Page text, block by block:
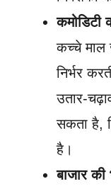
कमोडिटी
कच्चे माल
निर्भर
उतार-
सकता है,
है।
बाजार